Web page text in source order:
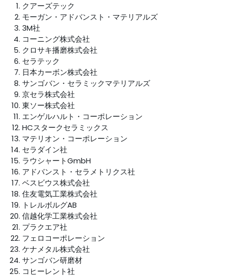
クアーズテック
モーガン・アドバンスト・マテリアルズ
3M社
コーニング株式会社
クロサキ播磨株式会社
セラテック
日本カーボン株式会社
サンゴバン・セラミックマテリアルズ
京セラ株式会社
東ソー株式会社
エンゲルハルト・コーポレーション
HCスタークセラミックス
マテリオン・コーポレーション
セラダイン社
ラウシャートGmbH
アドバンスト・セラメトリクス社
ベスビウス株式会社
住友電気工業株式会社
トレルボルグAB
信越化学工業株式会社
プラクエア社
フェロコーポレーション
ケナメタル株式会社
サンゴバン研磨材
コヒーレント社